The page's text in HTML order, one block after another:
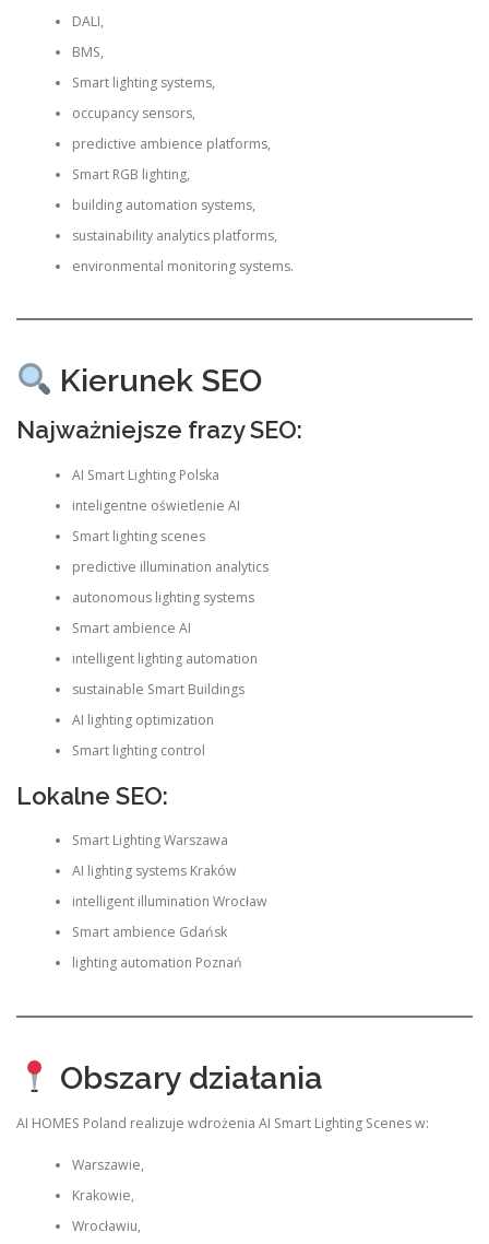
DALI,
BMS,
Smart lighting systems,
occupancy sensors,
predictive ambience platforms,
Smart RGB lighting,
building automation systems,
sustainability analytics platforms,
environmental monitoring systems.
Kierunek SEO
Najważniejsze frazy SEO:
AI Smart Lighting Polska
inteligentne oświetlenie AI
Smart lighting scenes
predictive illumination analytics
autonomous lighting systems
Smart ambience AI
intelligent lighting automation
sustainable Smart Buildings
AI lighting optimization
Smart lighting control
Lokalne SEO:
Smart Lighting Warszawa
AI lighting systems Kraków
intelligent illumination Wrocław
Smart ambience Gdańsk
lighting automation Poznań
Obszary działania
AI HOMES Poland realizuje wdrożenia AI Smart Lighting Scenes w:
Warszawie,
Krakowie,
Wrocławiu,